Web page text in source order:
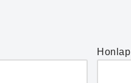
Honlap